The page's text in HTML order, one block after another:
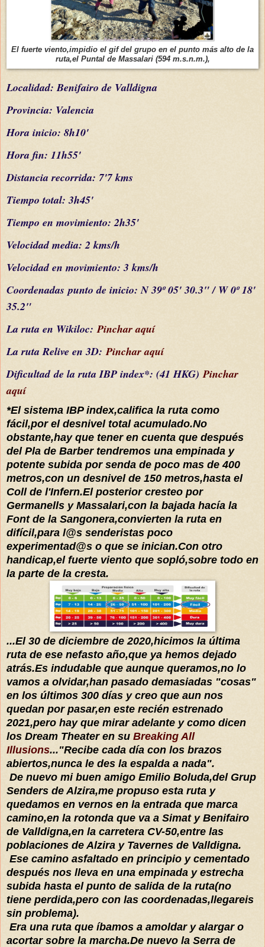
El fuerte viento,impidio el gif del grupo en el punto más alto de la
ruta,el Puntal de Massalari (594 m.s.n.m.),
Localidad: Benifairo de Valldigna
Provincia: Valencia
Hora inicio: 8h10'
Hora fin: 11h55'
Distancia recorrida: 7'7 kms
Tiempo total: 3h45'
Tiempo en movimiento: 2h35'
Velocidad media: 2 kms/h
Velocidad en movimiento: 3 kms/h
Coordenadas punto de inicio: N 39º 05' 30.3" / W 0º 18'
35.2"
La ruta en Wikiloc:Pinchar aquí
La ruta Relive en 3D:Pinchar aquí
Dificultadde la ruta IBP index*: (41 HKG)Pinchar
aquí
*El sistema IBP index,califica la ruta como
fácil,por el desnivel total acumulado.No
obstante,hay que tener en cuenta que después
del Pla de Barber tendremos una empinada y
potente subida por senda de poco mas de 400
metros,con un desnivel de 150 metros,hasta el
Coll de l'Infern.El posterior cresteo por
Germanells y Massalari,con la bajada hacía la
Font de la Sangonera,convierten la ruta en
difícil,para l@s senderistas poco
experimentad@s o que se inician.Con otro
handicap,el fuerte viento que sopló,sobre todo en
la parte de la cresta.
...El 30 de diciembre de 2020,hicimos la última
ruta de ese nefasto año,que ya hemos dejado
atrás.Es indudable que aunque queramos,no lo
vamos a olvidar,han pasado demasiadas "cosas"
en los últimos 300 días y creo que aun nos
quedan por pasar,en este recién estrenado
2021,pero hay que mirar adelante y como dicen
los Dream Theater en su Breaking All
Illusions..."Recibe cada día con los brazos
abiertos,nunca le des la espalda a nada".
De nuevo mi buen amigo Emilio Boluda,del Grup
Senders de Alzira,me propuso esta ruta y
quedamos en vernos en la entrada que marca
camino,en la rotonda que va a Simat y Benifairo
de Valldigna,en la carretera CV-50,entre las
poblaciones de Alzira y Tavernes de Valldigna.
Ese camino asfaltado en principio y cementado
después nos lleva en una empinada y estrecha
subida hasta el punto de salida de la ruta(no
tiene perdida,pero con las coordenadas,llegareis
sin problema).
Era una ruta que íbamos a amoldar y alargar o
acortar sobre la marcha.De nuevo la Serra de